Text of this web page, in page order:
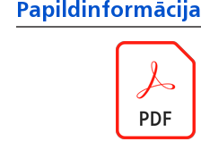
Papildinformācija